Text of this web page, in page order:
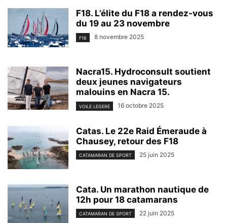
F18. L’élite du F18 a rendez-vous
du 19 au 23 novembre
F18 8 novembre 2025
Nacra15. Hydroconsult soutient
deux jeunes navigateurs
malouins en Nacra 15.
VOILE LEGERE 16 octobre 2025
Catas. Le 22e Raid Émeraude à
Chausey, retour des F18
CATAMARAN DE SPORT 25 juin 2025
Cata. Un marathon nautique de
12h pour 18 catamarans
CATAMARAN DE SPORT 22 juin 2025